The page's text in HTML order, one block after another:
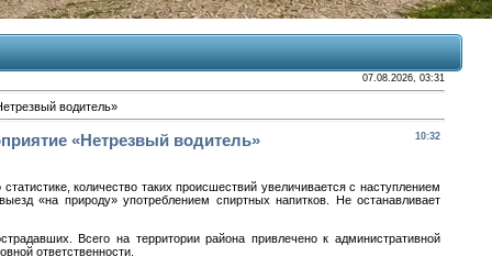
07.08.2026, 03:31
водитель»
10:32
«Нетрезвый водитель»
количество таких происшествий увеличивается с наступлением
«на природу» употреблением спиртных напитков. Не останавливает
Всего на территории района привлечено к административной
ответственности.